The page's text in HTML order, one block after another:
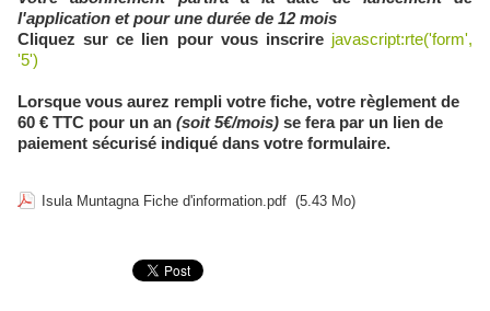
l'application et pour une durée de 12 mois
Cliquez sur ce lien pour vous inscrire javascript:rte('form',
'5')
Lorsque vous aurez rempli votre fiche, votre règlement de
60 € TTC pour un an (soit 5€/mois) se fera par un lien de
paiement sécurisé indiqué dans votre formulaire.
Isula Muntagna Fiche d'information.pdf (5.43 Mo)